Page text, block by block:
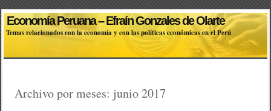
Economía Peruana – Efraín Gonzales de Olarte
Temas relacionados con la economía y con las políticas económicas en el Perú
Archivo por meses: junio 2017